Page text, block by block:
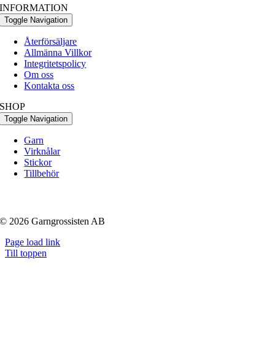
INFORMATION
Toggle Navigation
Återförsäljare
Allmänna Villkor
Integritetspolicy
Om oss
Kontakta oss
SHOP
Toggle Navigation
Garn
Virknålar
Stickor
Tillbehör
© 2026 Garngrossisten AB
Page load link
Till toppen